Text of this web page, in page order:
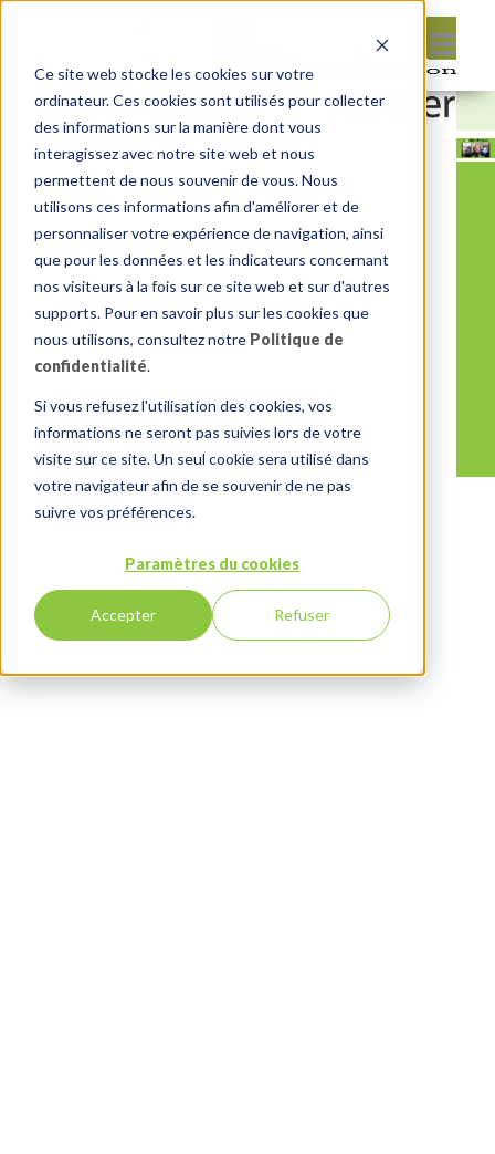
Ce site web stocke les cookies sur votre
ordinateur. Ces cookies sont utilisés pour collecter
des informations sur la manière dont vous
interagissez avec notre site web et nous
permettent de nous souvenir de vous. Nous
utilisons ces informations afin d'améliorer et de
personnaliser votre expérience de navigation, ainsi
que pour les données et les indicateurs concernant
nos visiteurs à la fois sur ce site web et sur d'autres
supports. Pour en savoir plus sur les cookies que
nous utilisons, consultez notre Politique de
confidentialité.
Si vous refusez l'utilisation des cookies, vos
informations ne seront pas suivies lors de votre
visite sur ce site. Un seul cookie sera utilisé dans
votre navigateur afin de se souvenir de ne pas
suivre vos préférences.
Paramètres du cookies
Accepter Refuser